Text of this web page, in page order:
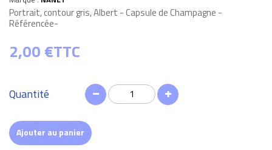
Portrait, contour gris, Albert - Capsule de Champagne -
Référencée-
2,00 €TTC
Quantité
Ajouter au panier